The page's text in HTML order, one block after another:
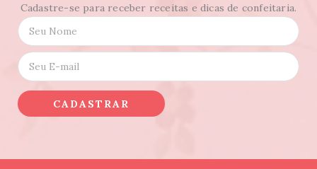
Cadastre-se para receber receitas e dicas de confeitaria.
N
o
m
e
*
E
-
m
a
i
CADASTRAR